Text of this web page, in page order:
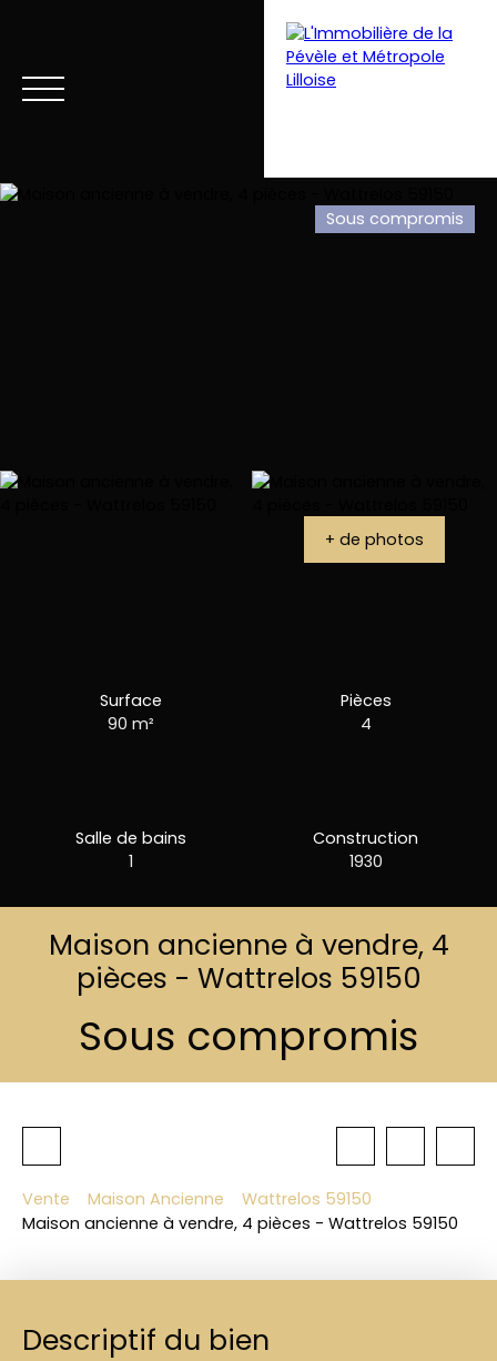
Sous compromis
+ de photos
Surface
90m²
Pièces
4
Salle de bains
1
Construction
1930
Maison ancienne à vendre, 4
pièces - Wattrelos 59150
Sous compromis
Vente Maison Ancienne
Wattrelos 59150
Maison ancienne à vendre, 4 pièces - Wattrelos 59150
Descriptif du bien